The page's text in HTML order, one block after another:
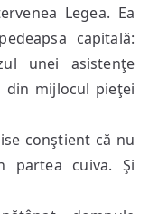
Legea. Ea
capitală:
unei asistenţe
din mijlocul pieţei
conştient că nu
partea cuiva. Şi